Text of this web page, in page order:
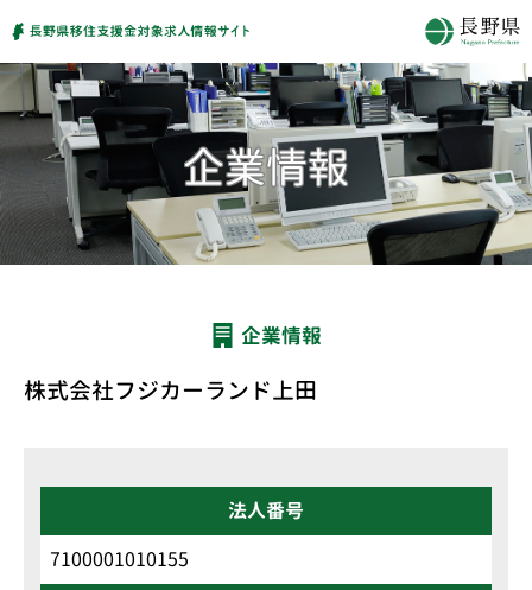
企業情報
株式会社フジカーランド上田
法人番号
7100001010155